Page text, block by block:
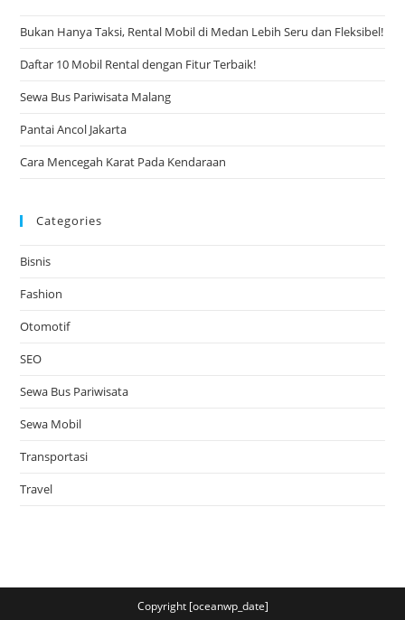
Bukan Hanya Taksi, Rental Mobil di Medan Lebih Seru dan Fleksibel!
Daftar 10 Mobil Rental dengan Fitur Terbaik!
Sewa Bus Pariwisata Malang
Pantai Ancol Jakarta
Cara Mencegah Karat Pada Kendaraan
Categories
Bisnis
Fashion
Otomotif
SEO
Sewa Bus Pariwisata
Sewa Mobil
Transportasi
Travel
Copyright [oceanwp_date]